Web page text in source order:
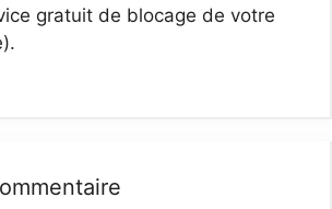
gratuit de blocage de votre